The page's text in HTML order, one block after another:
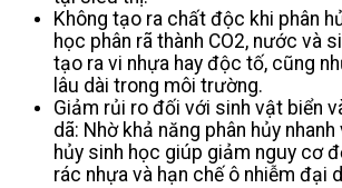
Không tạo ra chất độc khi phân
học phân rã thành CO2, nước và
tạo ra vi nhựa hay độc tố, cũng
lâu dài trong môi trường.
Giảm rủi ro đối với sinh vật biển
dã: Nhờ khả năng phân hủy
hủy sinh học giúp giảm nguy cơ
rác nhựa và hạn chế ô nhiễm đại